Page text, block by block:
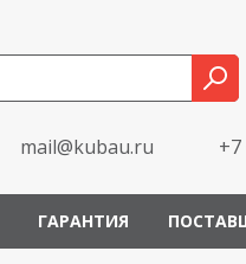
mail@kubau.ru +7
ГАРАНТИЯ